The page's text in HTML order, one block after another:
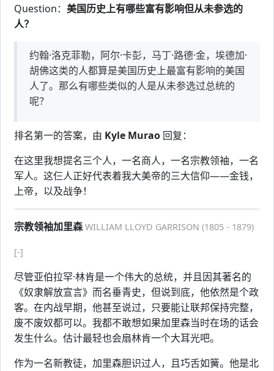
Question： 美国历史上有哪些富有影响但从未参选的
人？
约翰·洛克菲勒，阿尔·卡彭，马丁·路德·金，埃德加·
胡佛这类的人都算是美国历史上最富有影响的美国
人了。那么有哪些类似的人是从未参选过总统的
呢？
排名第一的答案，由 Kyle Murao 回复：
在这里我想提名三个人，一名商人，一名宗教领袖，一名
军人。这仨人正好代表着我大美帝的三大信仰——金钱，
上帝，以及战争！
宗教领袖加里森 WILLIAM LLOYD GARRISON (1805 - 1879)
[-]
尽管亚伯拉罕·林肯是一个伟大的总统，并且因其著名的
《奴隶解放宣言》而名垂青史，但说到底，他依然是个政
客。在内战早期，他甚至说过，只要能让联邦保持完整，
废不废奴都可以。我都不敢想如果加里森当时在场的话会
发生什么。估计最轻也会扇林肯一个大耳光吧。
作为一名新教徒，加里森胆识过人，且巧舌如簧。他是北